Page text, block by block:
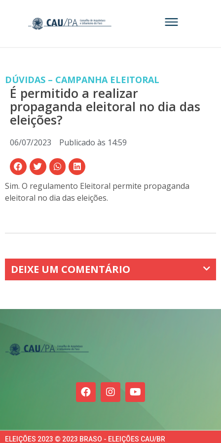
DÚVIDAS – CAMPANHA ELEITORAL
É permitido a realizar
propaganda eleitoral no dia das
eleições?
06/07/2023 Publicado às 14:59
Sim. O regulamento Eleitoral permite propaganda
eleitoral no dia das eleições.
DEIXE UM COMENTÁRIO
ELEIÇÕES 2023 © 2023 BRASO - ELEIÇÕES CAU/BR